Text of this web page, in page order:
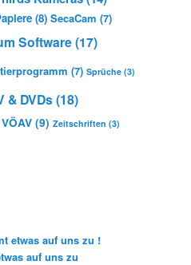
(8) SecaCam (7)
Software(17)
(7) Sprüche (3)
& DVDs(18)
VÖAV (9) Zeitschriften (3)
etwas auf uns zu !
auf uns zu